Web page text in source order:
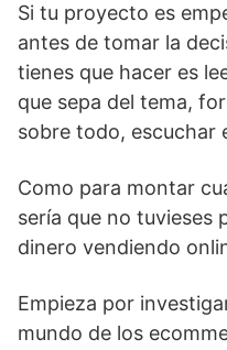
Si tu proyecto es
antes de tomar la
tienes que hacer es
que sepa del tema,
sobre todo, escuchar
Como para montar
sería que no tuvieses
dinero vendiendo
Empieza por
mundo de los